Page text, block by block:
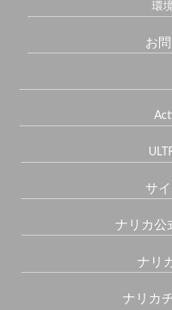
環
お
サ
ナリカ公
ナリ
ナリカ